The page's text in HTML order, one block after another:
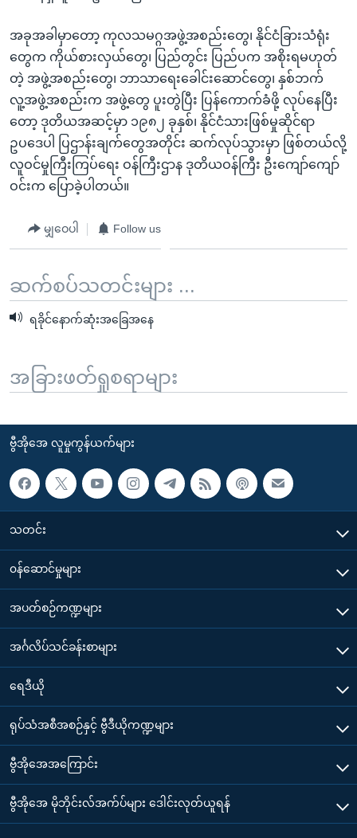
အခုအခါမှာတော့ ကုလသမဂ္ဂအဖွဲ့အစည်းတွေ၊ နိုင်ငံခြားသံရုံး
တွေက ကိုယ်စားလှယ်တွေ၊ ပြည်တွင်း ပြည်ပက အစိုးရမဟုတ်
တဲ့ အဖွဲ့အစည်းတွေ၊ ဘာသာရေးခေါင်းဆောင်တွေ၊ နှစ်ဘက်
လူ့အဖွဲ့အစည်းက အဖွဲ့တွေ ပူးတွဲပြီး ပြန်ကောက်ခံဖို့ လုပ်နေပြီး
တော့ ဒုတိယအဆင့်မှာ ၁၉၈၂ ခုနှစ်၊ နိုင်ငံသားဖြစ်မှုဆိုင်ရာ
ဥပဒေပါ ပြဌာန်းချက်တွေအတိုင်း ဆက်လုပ်သွားမှာ ဖြစ်တယ်လို့
လူဝင်မှုကြီးကြပ်ရေး ဝန်ကြီးဌာန ဒုတိယဝန်ကြီး ဦးကျော်ကျော်
ဝင်းက ပြောခဲ့ပါတယ်။
မျှဝေပါ Follow us
ဆက်စပ်သတင်းများ ...
ရခိုင်နောက်ဆုံးအခြေအနေ
အခြားဖတ်ရှုစရာများ
ဗွီအိုအေ လူမှုကွန်ယက်များ
သတင်း
၀န်ဆောင်မှုများ
အပတ်စဉ်ကဏ္ဍများ
အင်္ဂလိပ်သင်ခန်းစာများ
ရေဒီယို
ရုပ်သံအစီအစဉ်နှင့် ဗွီဒီယိုကဏ္ဍများ
ဗွီအိုအေအကြောင်း
ဗွီအိုအေ မိုဘိုင်းလ်အက်ပ်များ ဒေါင်းလုတ်ယူရန်